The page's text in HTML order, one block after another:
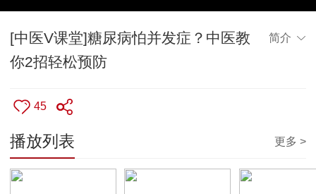
[中医V课堂]糖尿病怕并发症？中医教
你2招轻松预防
简介
45
播放列表 更多 >